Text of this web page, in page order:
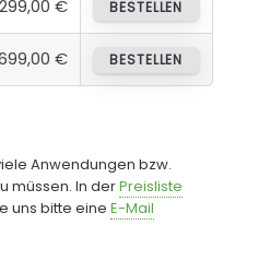
299,00 € BESTELLEN
€ BESTELLEN
Anwendungen bzw.
müssen. In derPreisliste
uns bitte eine E-Mail